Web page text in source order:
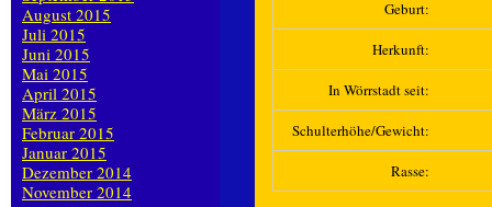
Geburt:
Herkunft:
In Wörrstadt seit:
Schulterhöhe/Gewicht:
Rasse:
August 2015
Juli 2015
Juni 2015
Mai 2015
April 2015
März 2015
Februar 2015
Januar 2015
Dezember 2014
November 2014